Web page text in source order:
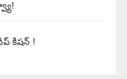
కిషన్ !